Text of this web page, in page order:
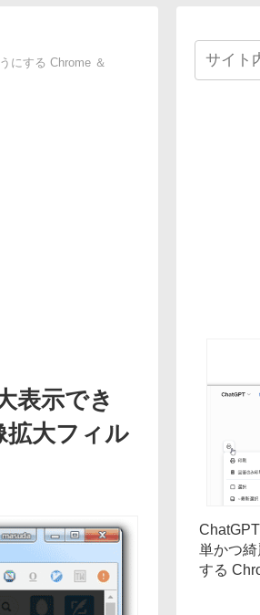
にする Chrome ＆
表示でき
大フィル
単かつ
する